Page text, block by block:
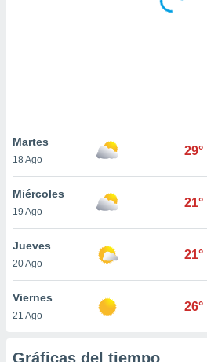
similares
como
sitio
de
traten tus
en
interés
su
Martes
18 Ago
29°
Miércoles
19 Ago
21°
Jueves
20 Ago
21°
Viernes
21 Ago
26°
Gráficas del tiempo